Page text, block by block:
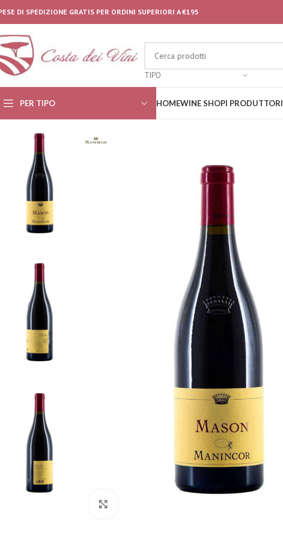
DI SPEDIZIONE GRATIS PER ORDINI SUPERIORI A €195
TIPO
PER TIPO HOMEWINE SHOPI PRODUTTORI